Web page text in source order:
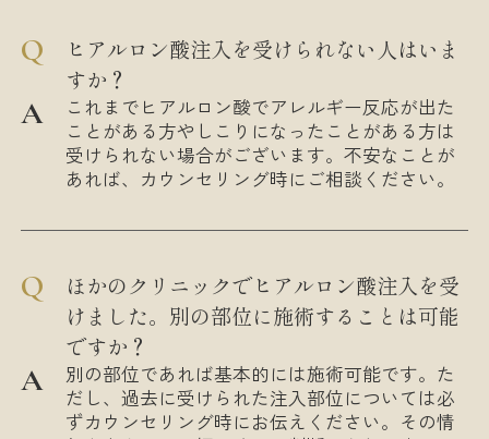
ヒアルロン酸注入を受けられない人はいま
すか？
これまでヒアルロン酸でアレルギー反応が出た
ことがある方やしこりになったことがある方は
受けられない場合がございます。不安なことが
あれば、カウンセリング時にご相談ください。
ほかのクリニックでヒアルロン酸注入を受
けました。別の部位に施術することは可能
ですか？
別の部位であれば基本的には施術可能です。た
だし、過去に受けられた注入部位については必
ずカウンセリング時にお伝えください。その情